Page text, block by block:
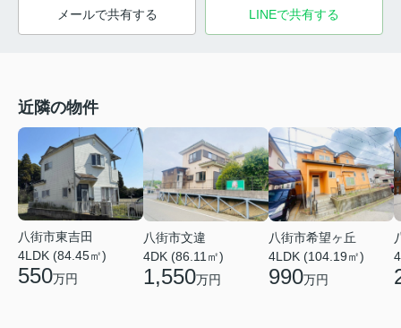
メールで共有する LINEで共有する
近隣の物件
八街市東吉田
4LDK (84.45㎡)
550万円
八街市文違
4DK (86.11㎡)
1,550万円
八街市希望ヶ丘
4LDK (104.19㎡)
990万円